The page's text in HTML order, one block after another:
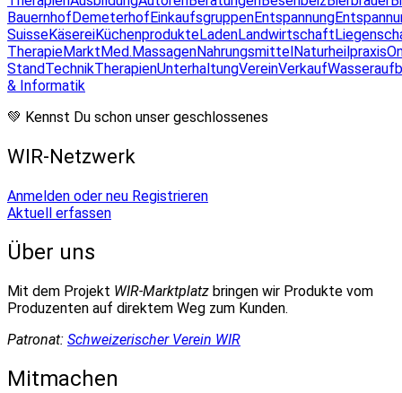
BauernhofDemeterhofEinkaufsgruppenEntspannung
SuisseKäsereiKüchenprodukteLadenLandwirtschaft
TherapieMarktMed.MassagenNahrungsmittelNaturheilpraxis
StandTechnikTherapienUnterhaltungVereinVerkauf
& Informatik
💚 Kennst Du schon unser geschlossenes
WIR-Netzwerk
Anmelden oder neu Registrieren
Aktuell erfassen
Über uns
Mit dem Projekt WIR-Marktplatz bringen wir Produkte vom
Produzenten auf direktem Weg zum Kunden.
Patronat: Schweizerischer Verein WIR
Mitmachen